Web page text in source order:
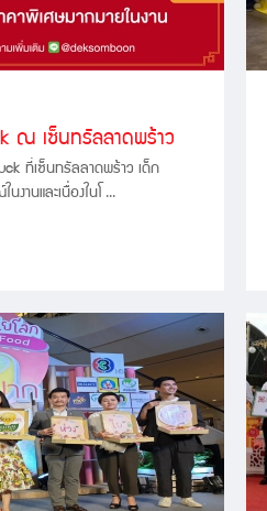
ณ เซ็นทรัลลาดพร้าว
ที่เซ็นทรัลลาดพร้าว เด็ก
านและเนื่องในโ ...